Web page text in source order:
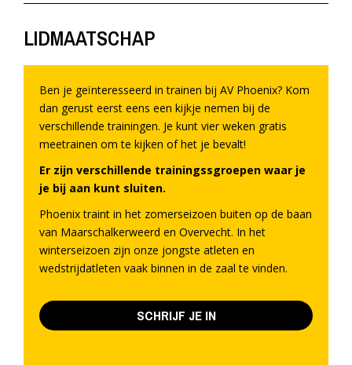
LIDMAATSCHAP
Ben je geïnteresseerd in trainen bij AV Phoenix? Kom
dan gerust eerst eens een kijkje nemen bij de
verschillende trainingen. Je kunt vier weken gratis
meetrainen om te kijken of het je bevalt!
Er zijn verschillende trainingssgroepen waar je
je bij aan kunt sluiten.
Phoenix traint in het zomerseizoen buiten op de baan
van Maarschalkerweerd en Overvecht. In het
winterseizoen zijn onze jongste atleten en
wedstrijdatleten vaak binnen in de zaal te vinden.
SCHRIJF JE IN